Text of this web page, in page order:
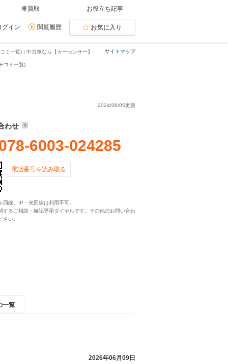
車買取 お役立ち記事
グイン 閲覧履歴 お気に入り
サイトマップ
一覧) | 中古車なら【カーセンサー】
コミ一覧)
2024/06/05更新
わせ
6003-024285
電話番号を読み取る
線、IP・光回線は利用不可。
るご相談・確認専用ダイヤルです。その他のお問い合わ
さい。
一覧
2026年06月09日